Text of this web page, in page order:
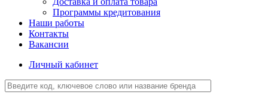
Программы кредитования
Наши работы
Контакты
Вакансии
Личный кабинет